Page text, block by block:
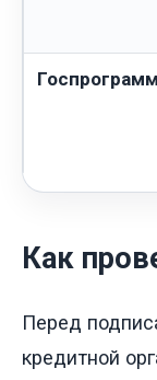
Как
Перед
кредитной